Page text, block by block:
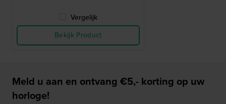
Vergelijk
Bekijk Product
Meld u aan en ontvang €5,- korting op uw
horloge!